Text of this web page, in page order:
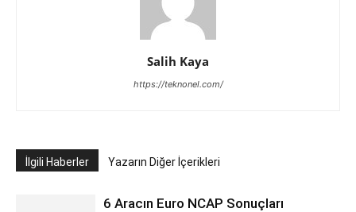
Salih Kaya
https://teknonel.com/
İlgili Haberler Yazarın Diğer İçerikleri
6 Aracın Euro NCAP Sonuçları